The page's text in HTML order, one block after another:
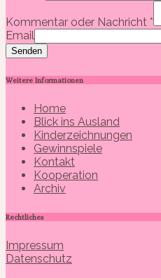
Kommentar oder Nachricht *
Email
Senden
Weitere Informationen
Home
Blick ins Ausland
Kinderzeichnungen
Gewinnspiele
Kontakt
Kooperation
Archiv
Rechtliches
Impressum
Datenschutz